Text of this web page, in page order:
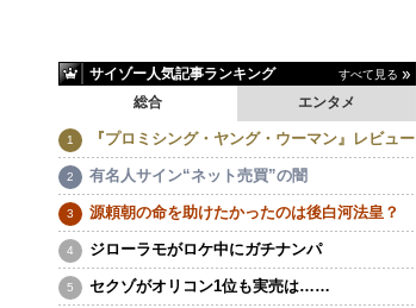
サイゾー人気記事ランキング すべて見る
エンタメ
総合
『プロミシング・ヤング・ウーマン』レビュー
有名人サイン“ネット売買”の闇
源頼朝の命を助けたかったのは後白河法皇？
ジローラモがロケ中にガチナンパ
セクゾがオリコン1位も実売は……